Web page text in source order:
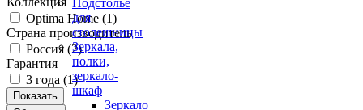
Подстолье
для
столешницы
Зеркала,
полки,
зеркало-
шкаф
Зеркало
Optima Home (1)
Страна производитель
Россия (2)
Гарантия
3 года (1)